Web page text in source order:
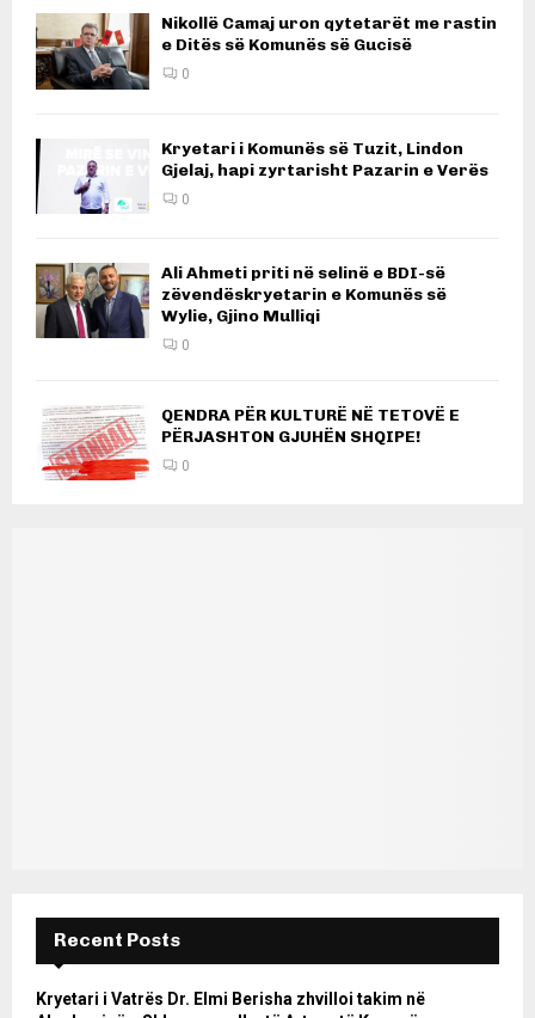
Nikollë Camaj uron qytetarët me rastin
e Ditës së Komunës së Gucisë
0
Kryetari i Komunës së Tuzit, Lindon
Gjelaj, hapi zyrtarisht Pazarin e Verës
0
Ali Ahmeti priti në selinë e BDI-së
zëvendëskryetarin e Komunës së
Wylie, Gjino Mulliqi
0
QENDRA PËR KULTURË NË TETOVË E
PËRJASHTON GJUHËN SHQIPE!
0
Recent Posts
Kryetari i Vatrës Dr. Elmi Berisha zhvilloi takim në